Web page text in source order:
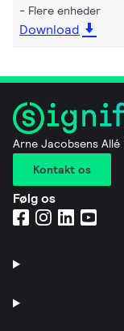
Flere enheder
Download
Arne Jacobsens Allé
Kontakt os
Følg os